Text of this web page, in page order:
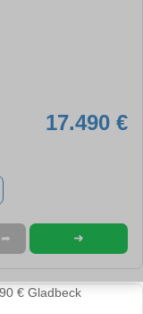
17.490 €
➦ ➜